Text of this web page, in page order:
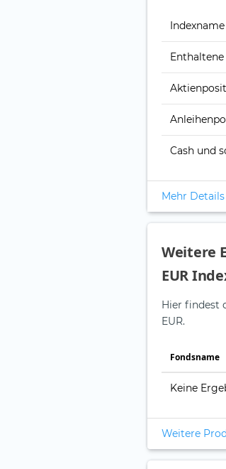
Indexname
Cash und
Mehr
Weitere
EUR
Hier findest
EUR.
Fonds­name
Keine
Weitere